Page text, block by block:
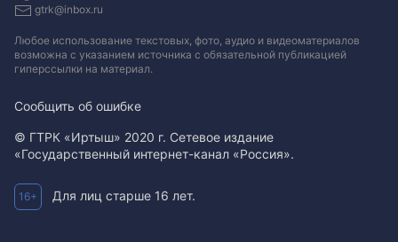
gtrk@inbox.ru
Любое использование текстовых, фото, аудио и видеоматериалов
возможна с указанием источника с обязательной публикацией
гиперссылки на материал.
Сообщить об ошибке
© ГТРК «Иртыш» 2020 г. Сетевое издание
«Государственный интернет-канал «Россия».
16+ Для лиц старше 16 лет.